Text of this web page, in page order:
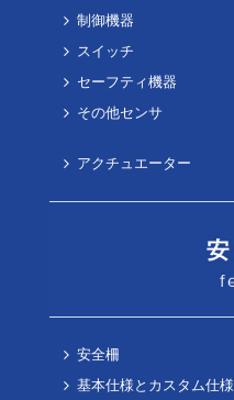
制御機器
スイッチ
セーフティ機器
その他センサ
アクチュエーター
安全柵
基本仕様とカスタム仕様